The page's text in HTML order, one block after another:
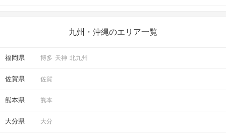
九州・沖縄のエリア一覧
福岡県 博多 天神 北九州
佐賀県 佐賀
熊本県 熊本
大分県 大分